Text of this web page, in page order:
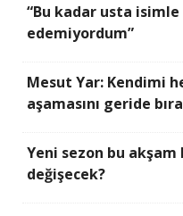
“Bu kadar usta isimle
edemiyordum”
Mesut Yar: Kendimi
aşamasını geride
Yeni sezon bu akşam
değişecek?